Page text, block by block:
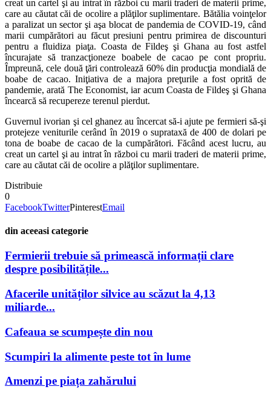
creat un cartel şi au intrat în război cu marii traderi de materii prime,
care au căutat căi de ocolire a plăţilor suplimentare. Bătălia voinţelor
a paralizat un sector şi aşa blocat de pandemia de COVID-19, când
marii cumpărători au făcut presiuni pentru primirea de discounturi
pentru a fluidiza piaţa. Coasta de Fildeş şi Ghana au fost astfel
încurajate să tranzacţioneze boabele de cacao pe cont propriu.
Împreună, cele două ţări controlează 60% din producţia mondială de
boabe de cacao. Iniţiativa de a majora preţurile a fost oprită de
pandemie, arată The Economist, iar acum Coasta de Fildeş şi Ghana
încearcă să recupereze terenul pierdut.
Guvernul ivorian şi cel ghanez au încercat să-i ajute pe fermieri să-şi
protejeze veniturile cerând în 2019 o suprataxă de 400 de dolari pe
tona de boabe de cacao de la cumpărători. Făcând acest lucru, au
creat un cartel şi au intrat în război cu marii traderi de materii prime,
care au căutat căi de ocolire a plăţilor suplimentare.
Distribuie
0
FacebookTwitterPinterestEmail
din aceeasi categorie
Fermierii trebuie să primească informații clare
despre posibilitățile...
Afacerile unităților silvice au scăzut la 4,13
miliarde...
Cafeaua se scumpește din nou
Scumpiri la alimente peste tot în lume
Amenzi pe piața zahărului